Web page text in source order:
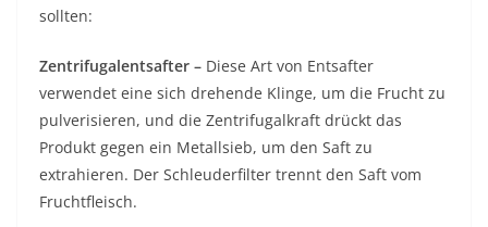
sollten:
Zentrifugalentsafter – Diese Art von Entsafter
verwendet eine sich drehende Klinge, um die Frucht zu
pulverisieren, und die Zentrifugalkraft drückt das
Produkt gegen ein Metallsieb, um den Saft zu
extrahieren. Der Schleuderfilter trennt den Saft vom
Fruchtfleisch.